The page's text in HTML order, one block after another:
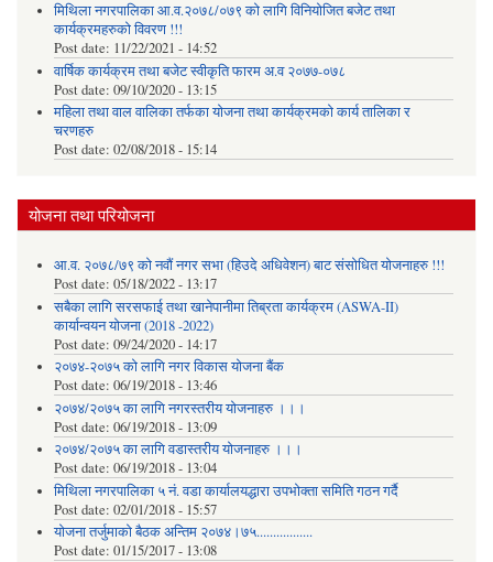
मिथिला नगरपालिका आ.व.२०७८/०७९ को लागि विनियोजित बजेट तथा
कार्यक्रमहरुको विवरण !!!
Post date: 11/22/2021 - 14:52
वार्षिक कार्यक्रम तथा बजेट स्वीकृति फारम अ.व २०७७-०७८
Post date: 09/10/2020 - 13:15
महिला तथा वाल वालिका तर्फका याेजना तथा कार्यक्रमकाे कार्य तालिका र
चरणहरु
Post date: 02/08/2018 - 15:14
योजना तथा परियोजना
आ.व. २०७८/७९ को नवौं नगर सभा (हिउदे अधिवेशन) बाट संसोधित योजनाहरु !!!
Post date: 05/18/2022 - 13:17
सबैका लागि सरसफाई तथा खानेपानीमा तिब्रता कार्यक्रम (ASWA-II)
कार्यान्वयन योजना (2018 -2022)
Post date: 09/24/2020 - 14:17
२०७४-२०७५ को लागि नगर विकास योजना बैंक
Post date: 06/19/2018 - 13:46
२०७४/२०७५ का लागि नगरस्तरीय योजनाहरु ।।।
Post date: 06/19/2018 - 13:09
२०७४/२०७५ का लागि वडास्तरीय योजनाहरु ।।।
Post date: 06/19/2018 - 13:04
मिथिला नगरपालिका ५ नं. वडा कार्यालयद्धारा उपभोक्ता समिति गठन गर्दै
Post date: 02/01/2018 - 15:57
याेजना तर्जुमाकाे बैठक अन्तिम २०७४।७५.................
Post date: 01/15/2017 - 13:08